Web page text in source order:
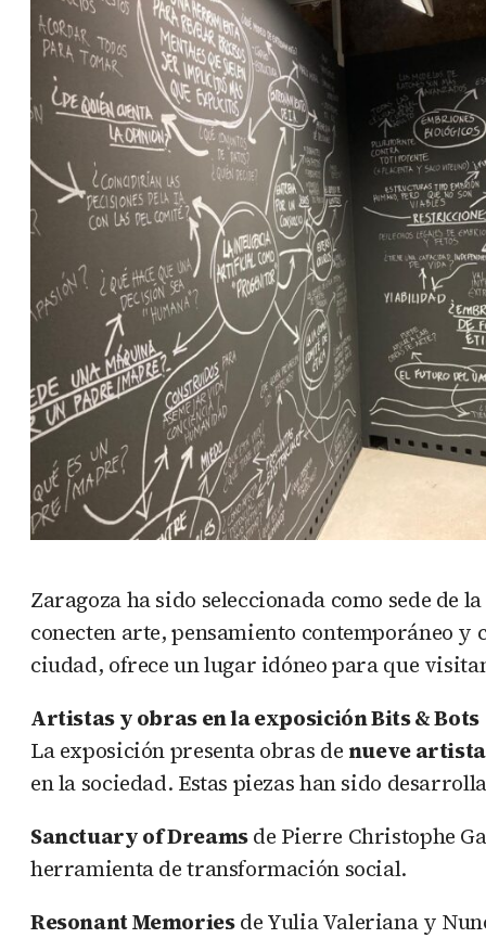
Zaragoza ha sido seleccionada como sede de
conecten arte, pensamiento contemporáneo
ciudad, ofrece un lugar idóneo para que
Artistas y obras en la exposición Bits & Bots
La exposición presenta obras de nueve
en la sociedad. Estas piezas han sido
Sanctuary of Dreamsde Pierre Christophe
herramienta de transformación social.
Resonant Memoriesde Yulia Valeriana y